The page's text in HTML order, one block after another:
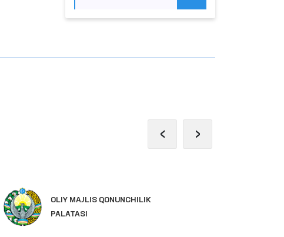
OLIY MAJLIS QONUNCHILIK
PALATASI
‹ ›